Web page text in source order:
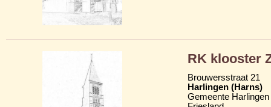
RK klooster
Brouwersstraat 21
Harlingen (Harns)
Gemeente Harlingen